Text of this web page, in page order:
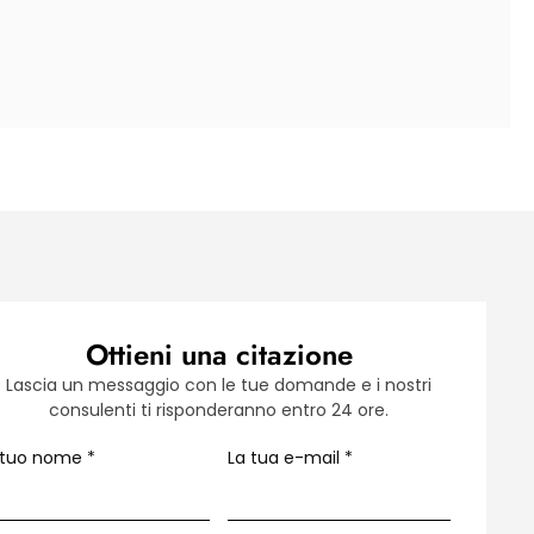
Ottieni una citazione
Lascia un messaggio con le tue domande e i nostri
consulenti ti risponderanno entro 24 ore.
nome * La tua e-mail *